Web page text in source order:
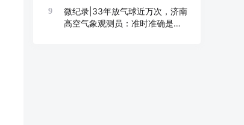
9
微纪录|33年放气球近万次，济南
高空气象观测员：准时准确是底